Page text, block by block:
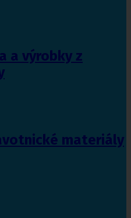
a výrobky z
materiály